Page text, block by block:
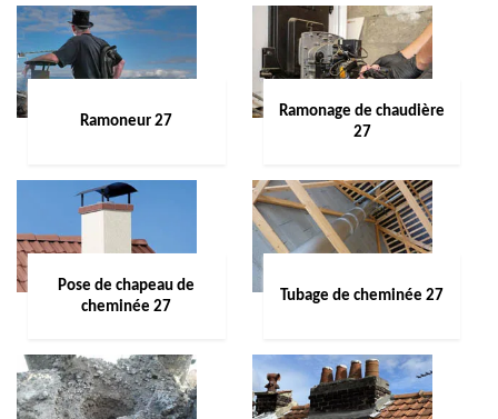
Ramoneur 27
Ramonage de chaudière
27
Pose de chapeau de
cheminée 27
Tubage de cheminée 27